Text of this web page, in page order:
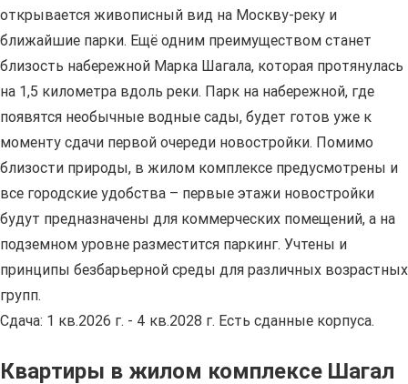
открывается живописный вид на Москву-реку и
ближайшие парки. Ещё одним преимуществом станет
близость набережной Марка Шагала, которая протянулась
на 1,5 километра вдоль реки. Парк на набережной, где
появятся необычные водные сады, будет готов уже к
моменту сдачи первой очереди новостройки. Помимо
близости природы, в жилом комплексе предусмотрены и
все городские удобства – первые этажи новостройки
будут предназначены для коммерческих помещений, а на
подземном уровне разместится паркинг. Учтены и
принципы безбарьерной среды для различных возрастных
групп.
Сдача: 1 кв.2026 г. - 4 кв.2028 г. Есть сданные корпуса.
Квартиры в жилом комплексе Шагал